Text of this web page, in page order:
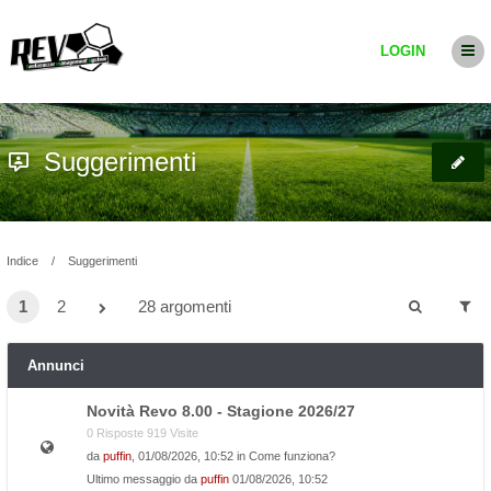
LOGIN
Suggerimenti
Indice Suggerimenti
1 2 28 argomenti
Annunci
Novità Revo 8.00 - Stagione 2026/27
0 Risposte 919 Visite
da puffin , 01/08/2026, 10:52 in Come funziona?
Ultimo messaggio da puffin 01/08/2026, 10:52